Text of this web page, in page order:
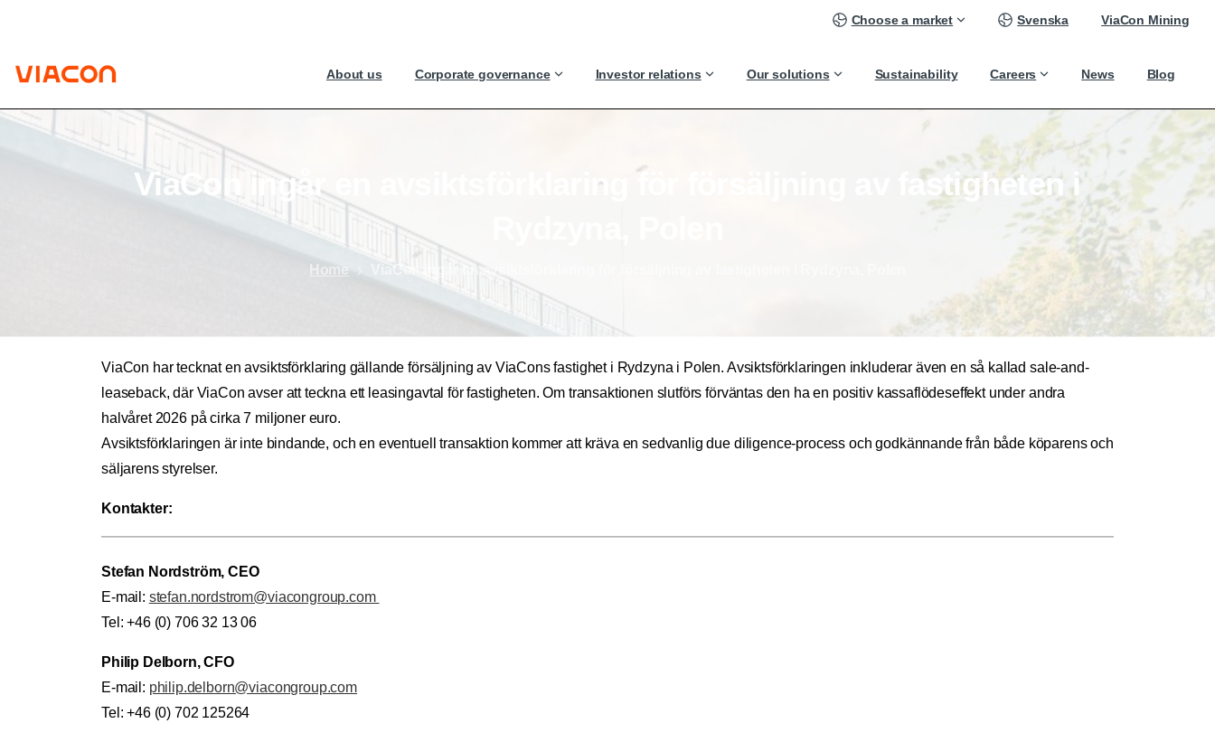
Choose a market Svenska ViaCon Mining
About us Corporate governance Investor relations Our solutions Sustainability Careers News Blog
ViaCon ingår avsiktsförklaring för fastigheten i
Home ViaCon ingår en avsiktsförklaring för försäljning av fastigheten i Rydzyna, Polen
ViaCon har tecknat en avsiktsförklaring gällande försäljning av ViaCons fastighet i Rydzyna i Polen. Avsiktsförklaringen inkluderar även en så kallad sale-and-
leaseback, där ViaCon avser att teckna ett leasingavtal för fastigheten. Om transaktionen slutförs förväntas den ha en positiv kassaflödeseffekt under andra
halvåret 2026 på cirka 7 miljoner euro.
Avsiktsförklaringen är inte bindande, och en eventuell transaktion kommer att kräva en sedvanlig due diligence-process och godkännande från både köparens och
säljarens styrelser.
Kontakter:
Stefan Nordström, CEO
E-mail: stefan.nordstrom@viacongroup.com
Tel: +46 (0) 706 32 13 06
Philip Delborn, CFO
E-mail: philip.delborn@viacongroup.com
Tel: +46 (0) 702 125264